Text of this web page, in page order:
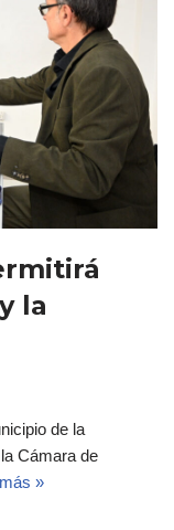
la
de la
Cámara de
»